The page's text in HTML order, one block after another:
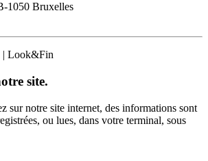
1050 Bruxelles
| Look&Fin
site.
sur notre site internet, des informations sont
ou lues, dans votre terminal, sous